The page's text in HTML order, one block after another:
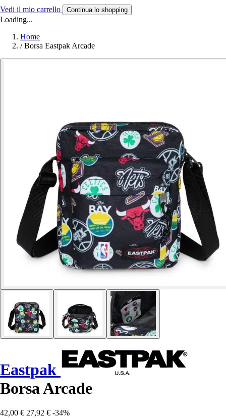
Vedi il mio carrello Continua lo shopping
Loading...
Home
/ Borsa Eastpak Arcade
Eastpak
Borsa Arcade
42,00 € 27,92 € -34%